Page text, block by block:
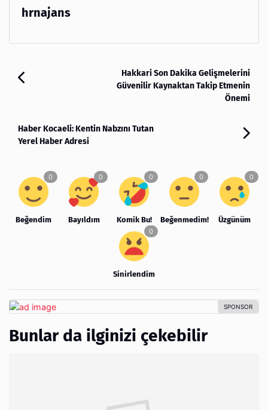
hrnajans
Hakkari Son Dakika Gelişmelerini
Güvenilir Kaynaktan Takip Etmenin
Önemi
Haber Kocaeli: Kentin Nabzını Tutan
Yerel Haber Adresi
Beğendim Bayıldım Komik Bu! Beğenmedim! Üzgünüm
Sinirlendim
Bunlar da ilginizi çekebilir